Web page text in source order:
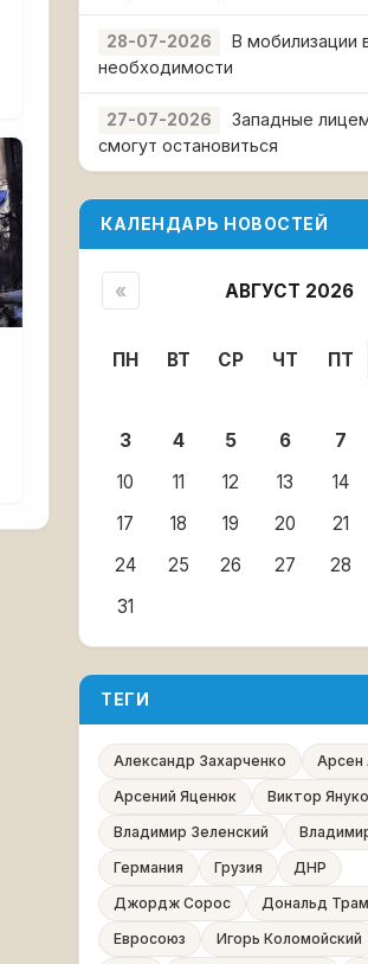
28-07-2026
В мобилизации
необходимости
27-07-2026
Западные
смогут остановиться
КАЛЕНДАРЬ НОВОСТЕЙ
« АВГУСТ 2026
ПН ВТ СР ЧТ ПТ
3
4 5 6 7
10
11 12 13 14
17
18 19 20 21
24
25 26 27 28
31
ТЕГИ
Александр Захарченко
Арсен
Арсений Яценюк
Виктор
Владимир Зеленский
Германия
Грузия
ДНР
Джордж Сорос
Дональд
Евросоюз
Игорь Коломойский